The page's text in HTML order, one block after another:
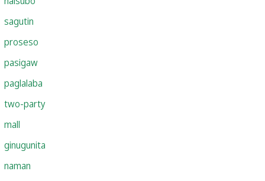
sagutin
proseso
pasigaw
paglalaba
two-party
mall
ginugunita
naman